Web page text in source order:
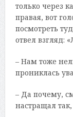
только через
правая, вот
посмотреть
отвел взгляд:
– Нам тоже
прониклась
– Да почему,
настращал так,